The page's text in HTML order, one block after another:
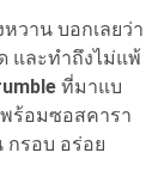
วาน บอกเลยว่า
และทำถึงไม่แพ้
ที่มาแบ
ร้อมซอสคารา
รอบ อร่อย